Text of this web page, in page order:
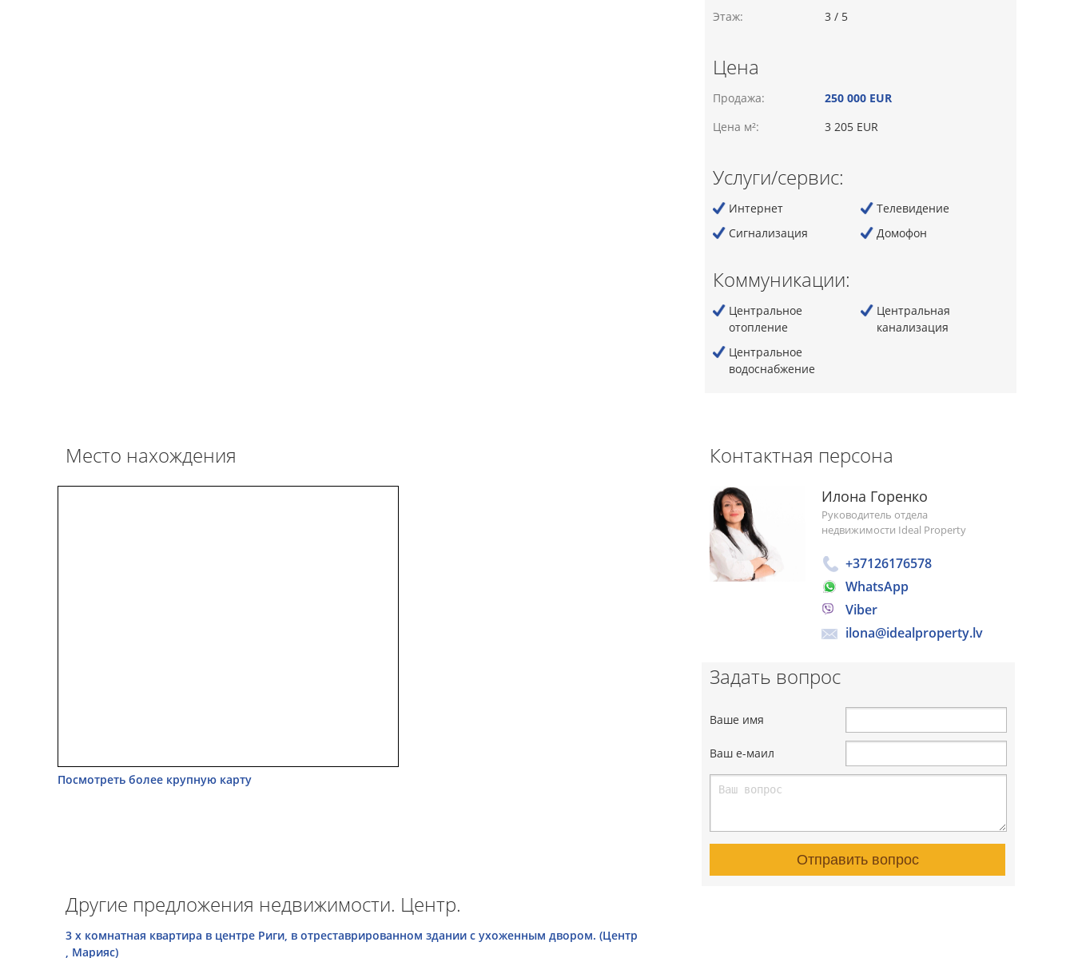
Этаж: 3 / 5
Цена
Продажа:
250 000 EUR
Цена м²:
3 205 EUR
Услуги/сервис:
Интернет
Телевидение
Сигнализация
Домофон
Коммуникации:
Центральное
отопление
Центральная
канализация
Центральное
водоснабжение
Место нахождения
Посмотреть более крупную карту
Контактная персона
Илона Горенко
Руководитель отдела
недвижимости Ideal Property
+37126176578
WhatsApp
Viber
ilona@idealproperty.lv
Задать вопрос
Ваше имя
Ваш е-маил
Отправить вопрос
Другие предложения недвижимости. Центр.
3 х комнатная квартира в центре Риги, в отреставрированном здании с ухоженным двором. (Центр
, Марияс)